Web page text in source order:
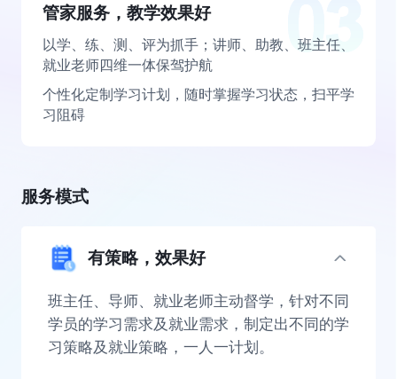
管家服务，教学效果好
以学、练、测、评为抓手；讲师、助教、班主任、
就业老师四维一体保驾护航
个性化定制学习计划，随时掌握学习状态，扫平学
习阻碍
服务模式
有策略，效果好
班主任、导师、就业老师主动督学，针对不同
学员的学习需求及就业需求，制定出不同的学
习策略及就业策略，一人一计划。